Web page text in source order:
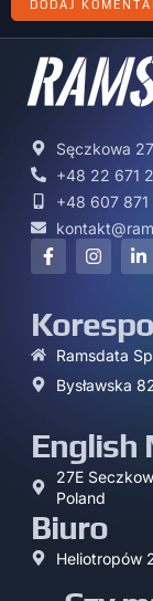
Sęczkowa
+48 22 671
+48 607 871
Ramsdata
Bysławska
English
27E
Poland
Biuro
Heliotropów